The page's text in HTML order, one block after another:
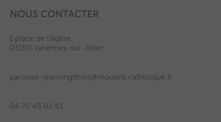
NOUS CONTACTER
1 place de l’église,
03150 Varennes-sur-Allier
paroisse-jeanvingttrois@moulins.catholique.fr
04 70 45 02 61